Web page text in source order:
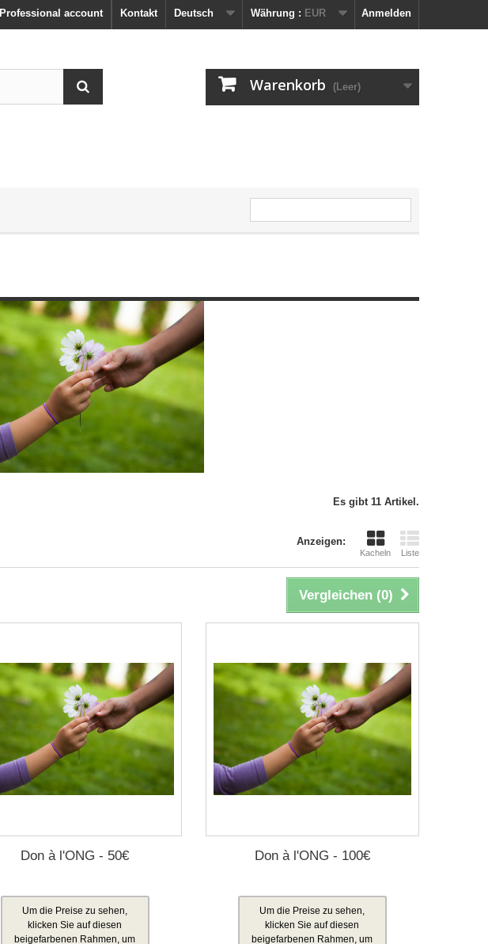
Anmelden
Währung : EUR
Deutsch
Kontakt
Professional account
Warenkorb (Leer)
Es gibt 11 Artikel.
Anzeigen:
Kacheln Liste
Vergleichen (0)
Don à l'ONG - 50€
Um die Preise zu sehen,
klicken Sie auf diesen
beigefarbenen Rahmen, um
Don à l'ONG - 100€
Um die Preise zu sehen,
klicken Sie auf diesen
beigefarbenen Rahmen, um